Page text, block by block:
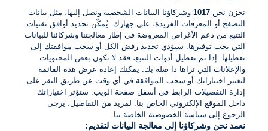
نخزن نحن1017 وشركاؤنا البيانات الشخصية ونصل إليها، مثل بيانات
التصفح أو المعرفات الفريدة، على جهازك. يُمكّن تحديد أوافق تقنيات
التتبع من دعم الأغراض المعروضة في إطار معالجتنا وشركائنا للبيانات
التي يجب توفيرها. سيؤدي تحديد رفض الكل أو سحب موافقتك إلى
تعطيلها. إذا تم تعطيل أدوات التتبع، فقد لا تكون بعض المحتويات
والإعلانات التي تراها ذا صلة بك. يمكنك إعادة عرض هذه القائمة
لتغيير اختياراتك أو سحب الموافقة في أي وقت عن طريق النقر على
إدارة التفضيلات الرابط في أسفل صفحة الويب. ستؤثر اختياراتك
داخل الموقع الإلكتروني الخاص بنا. لمزيد من التفاصيل، يرجى
الرجوع إلى سياسة الخصوصية الخاصة بنا.
نعمد نحن وشركاؤنا إلى معالجة البيانات لتقديم: